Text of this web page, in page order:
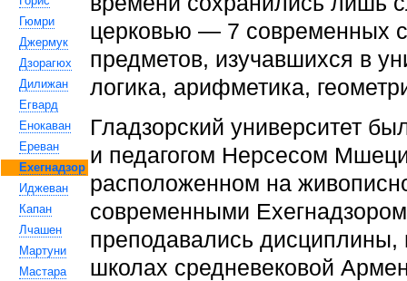
Гюмри
Джермук
Дзорагюх
Дилижан
Егвард
Енокаван
Ереван
Ехегнадзор
Иджеван
Капан
Лчашен
Мартуни
Мастара
церковью — 7 современных
предметов, изучавшихся в
логика, арифметика,
Гладзорский университет
и педагогом Нерсесом
расположенном на
современными
преподавались
школах средневековой